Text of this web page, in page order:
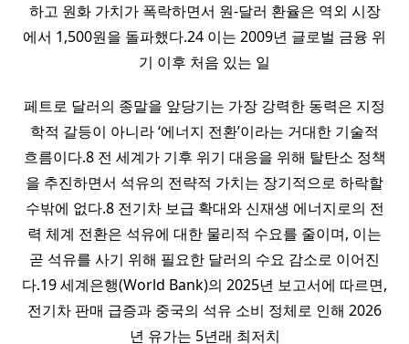
하고 원화 가치가 폭락하면서 원-달러 환율은 역외 시장
에서 1,500원을 돌파했다.24 이는 2009년 글로벌 금융 위
기 이후 처음 있는 일
페트로 달러의 종말을 앞당기는 가장 강력한 동력은 지정
학적 갈등이 아니라 ‘에너지 전환’이라는 거대한 기술적
흐름이다.8 전 세계가 기후 위기 대응을 위해 탈탄소 정책
을 추진하면서 석유의 전략적 가치는 장기적으로 하락할
수밖에 없다.8 전기차 보급 확대와 신재생 에너지로의 전
력 체계 전환은 석유에 대한 물리적 수요를 줄이며, 이는
곧 석유를 사기 위해 필요한 달러의 수요 감소로 이어진
다.19 세계은행(World Bank)의 2025년 보고서에 따르면,
전기차 판매 급증과 중국의 석유 소비 정체로 인해 2026
년 유가는 5년래 최저치